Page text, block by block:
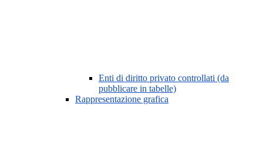
Enti di diritto privato controllati (da
pubblicare in tabelle)
Rappresentazione grafica